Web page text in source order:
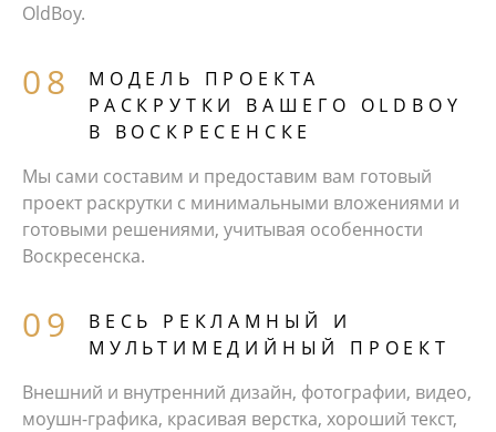
OldBoy.
МОДЕЛЬ ПРОЕКТА
РАСКРУТКИ ВАШЕГО OLDBOY
В ВОСКРЕСЕНСКЕ
Мы сами составим и предоставим вам готовый
проект раскрутки с минимальными вложениями и
готовыми решениями, учитывая особенности
Воскресенска.
ВЕСЬ РЕКЛАМНЫЙ И
МУЛЬТИМЕДИЙНЫЙ ПРОЕКТ
Внешний и внутренний дизайн, фотографии, видео,
моушн-графика, красивая верстка, хороший текст,